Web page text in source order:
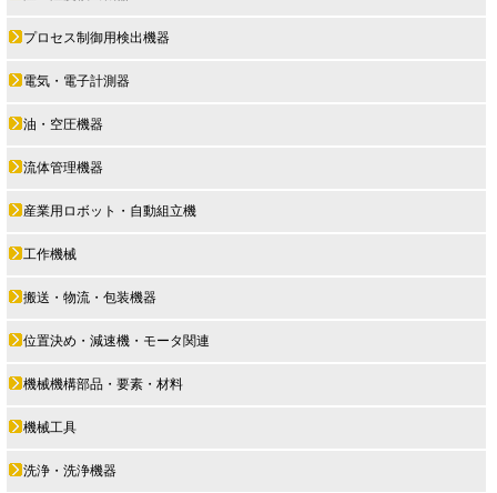
プロセス制御用検出機器
電気・電子計測器
油・空圧機器
流体管理機器
産業用ロボット・自動組立機
工作機械
搬送・物流・包装機器
位置決め・減速機・モータ関連
機械機構部品・要素・材料
機械工具
洗浄・洗浄機器